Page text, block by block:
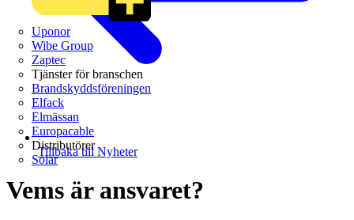
Uponor
Wibe Group
Zaptec
Tjänster för branschen
Brandskyddsföreningen
Elfack
Elmässan
Europacable
Distributörer
Solar
Tillbaka till Nyheter
Vems är ansvaret?